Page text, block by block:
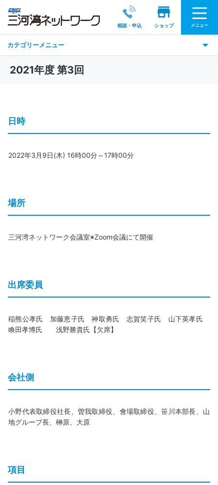
相談・申込 ショップ メニュー
カテゴリーメニュー
2021年度 第3回
日時
2022年3月9日(木) 16時00分～17時00分
場所
三河湾ネットワーク会議室※Zoom会議にて開催
出席委員
稲熊公孝氏 加藤恵子氏 神取勇氏 志賀笑子氏 山下英孝氏
喚田孝博氏 浅野勝貴氏【欠席】
会社側
小野代表取締役社長、曽我取締役、會場取締役、笹川本部長、山
地グループ長、榊原、大原
項目